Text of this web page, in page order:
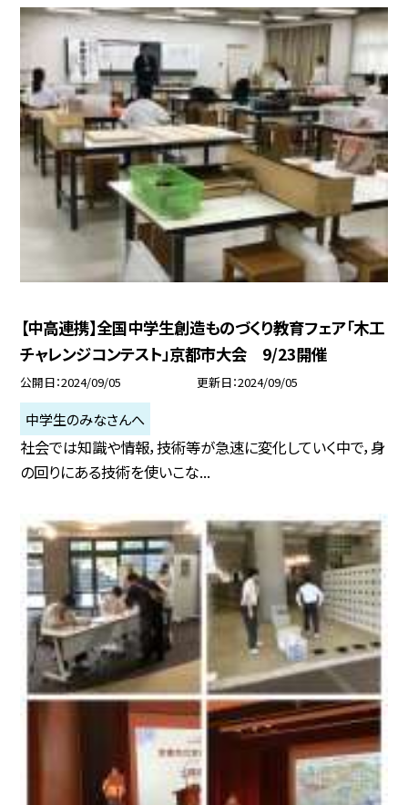
【中高連携】全国中学生創造ものづくり教育フェア「木工
チャレンジコンテスト」京都市大会 9/23開催
公開日 2024/09/05 更新日 2024/09/05
中学生のみなさんへ
社会では知識や情報，技術等が急速に変化していく中で，身
の回りにある技術を使いこな...